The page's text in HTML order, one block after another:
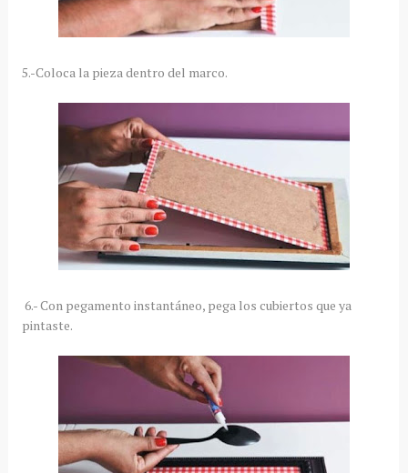
5.-Coloca la pieza dentro del marco.
6.- Con pegamento instantáneo, pega los cubiertos que ya
pintaste.